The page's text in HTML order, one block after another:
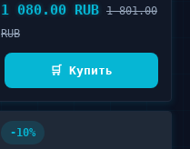
мл
1 080.00 RUB 1 801.00
RUB
🛒 Купить
-10%